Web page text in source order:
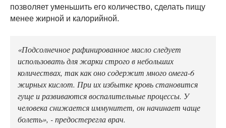
позволяет уменьшить его количество, сделать пищу
менее жирной и калорийной.
«Подсолнечное рафинированное масло следует
использовать для жарки строго в небольших
количествах, так как оно содержит много омега-6
жирных кислот. При их избытке кровь становится
гуще и развиваются воспалительные процессы. У
человека снижается иммунитет, он начинает чаще
болеть», - предостерегла врач.